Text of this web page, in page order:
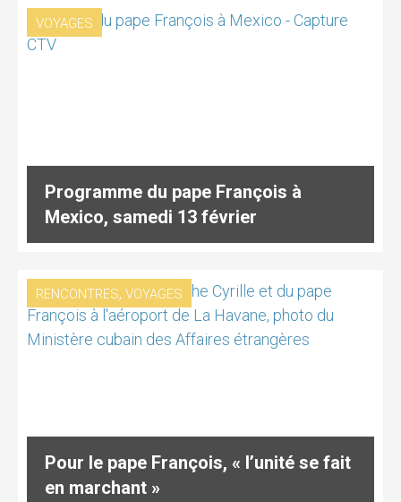
VOYAGES
Programme du pape François à
Mexico, samedi 13 février
RENCONTRES, VOYAGES
Pour le pape François, « l’unité se fait
en marchant »